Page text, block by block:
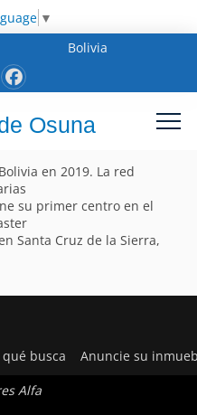
▼
Bolivia
Osuna
en 2019. La red
su primer centro en el
Santa Cruz de la Sierra,
busca Anuncie su
Alfa